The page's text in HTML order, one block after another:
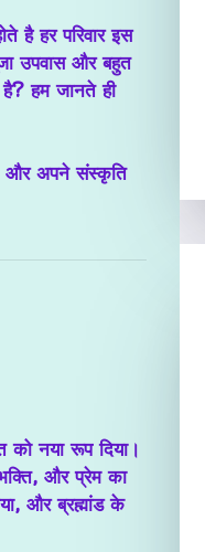
है हर परिवार इस
उपवास और बहुत
हम जानते ही
। और अपने संस्कृति
को नया रूप दिया।
और प्रेम का
, और ब्रह्मांड के